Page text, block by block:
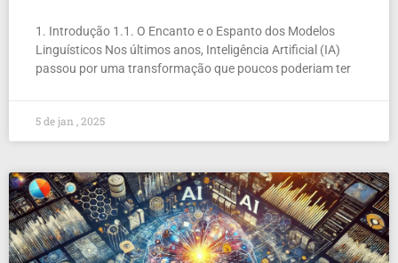
1. Introdução 1.1. O Encanto e o Espanto dos Modelos
Linguísticos Nos últimos anos, Inteligência Artificial (IA)
passou por uma transformação que poucos poderiam ter
5 de jan , 2025